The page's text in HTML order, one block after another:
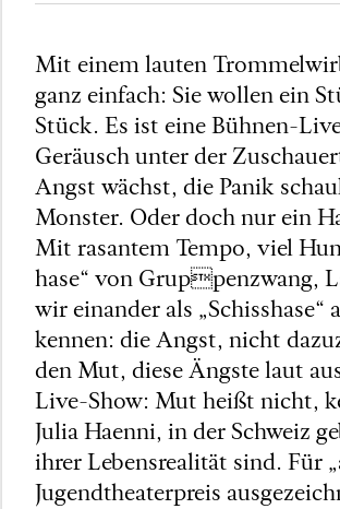
Mit einem lauten
ganz einfach: Sie wollen ein
Stück. Es ist eine Bühnen-
Geräusch unter der
Angst wächst, die Panik
Monster. Oder doch nur ein
Mit rasantem Tempo, viel
hase“ von Gruppenzwang,
wir einander als
kennen: die Angst, nicht
den Mut, diese Ängste laut
Live-Show: Mut heißt nicht,
Julia Haenni, in der Schweiz
ihrer Lebensrealität sind. Für
Jugendtheaterpreis